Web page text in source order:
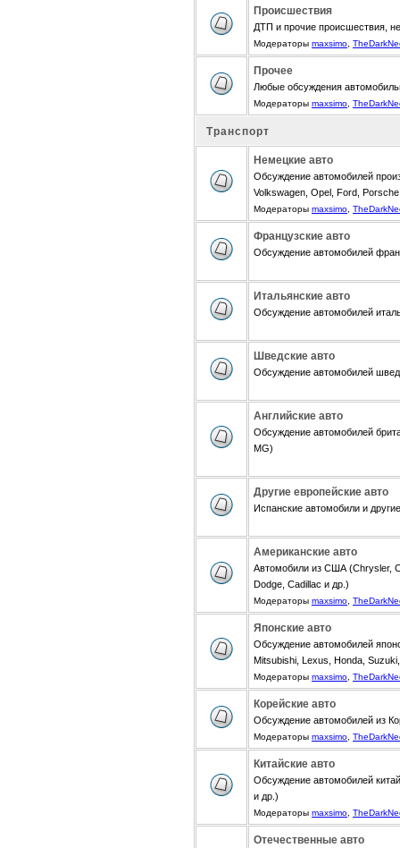
Происшествия
ДТП и прочие происшествия,
Модераторы maxsimo
Прочее
Любые обсуждения
Модераторы maxsimo
Транспорт
Немецкие авто
Обсуждение автомобилей
Volkswagen, Opel, Ford,
Модераторы maxsimo
Французские авто
Обсуждение автомобилей
Итальянские авто
Обсуждение автомобилей
Шведские авто
Обсуждение автомобилей
Английские авто
Обсуждение автомобилей
MG)
Другие европейские авто
Испанские автомобили и
Американские авто
Автомобили из США (Chrysler,
Dodge, Cadillac и др.)
Модераторы maxsimo
Японские авто
Обсуждение автомобилей
Mitsubishi, Lexus, Honda,
Модераторы maxsimo
Корейские авто
Обсуждение автомобилей из
Модераторы maxsimo
Китайские авто
Обсуждение автомобилей
и др.)
Модераторы maxsimo
Отечественные авто